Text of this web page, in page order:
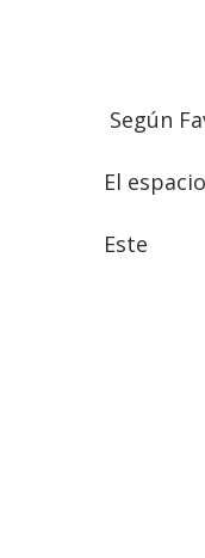
Según
El
Este